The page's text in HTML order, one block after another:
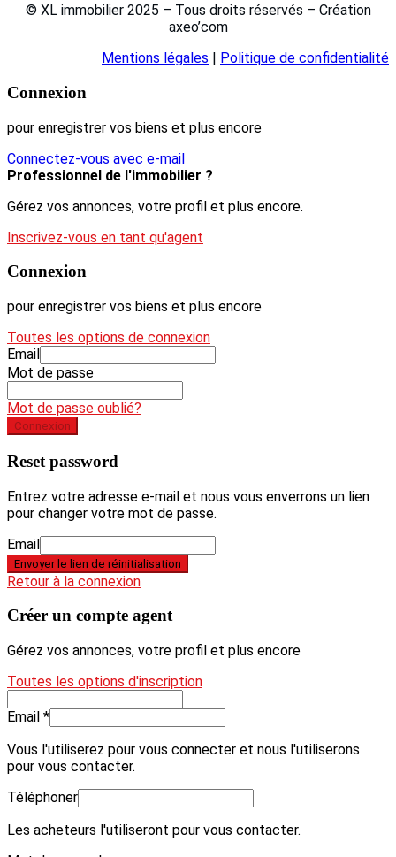
© XL immobilier 2025 – Tous droits réservés – Création
axeo’com
Mentions légales
Politique de confidentialité
Connexion
pour enregistrer vos biens et plus encore
Connectez-vous avec e-mail
Professionnel de l'immobilier ?
Gérez vos annonces, votre profil et plus encore.
Inscrivez-vous en tant qu'agent
Connexion
pour enregistrer vos biens et plus encore
Toutes les options de connexion
Email
Mot de passe
Mot de passe oublié?
Connexion
Reset password
Entrez votre adresse e-mail et nous vous enverrons un lien
pour changer votre mot de passe.
Email
Envoyer le lien de réinitialisation
Retour à la connexion
Créer un compte agent
Gérez vos annonces, votre profil et plus encore
Toutes les options d'inscription
Email *
Vous l'utiliserez pour vous connecter et nous l'utiliserons
pour vous contacter.
Téléphoner
Les acheteurs l'utiliseront pour vous contacter.